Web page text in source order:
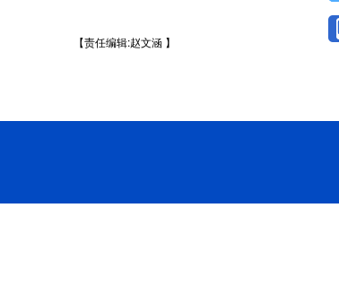
【责任编辑:赵文涵 】